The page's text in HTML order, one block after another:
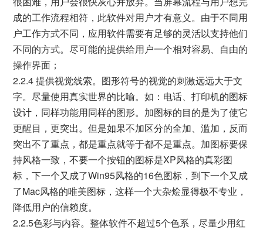
成的工作流程相符，此软件对用户才有意义。由于不同用
户工作方式不同，应用软件需要有足够的灵活以支持他们
不同的方式。尽可能的提供给用户一个相对容易、自由的
操作界面；
2.2.4 提供视觉线索。图形符号的视觉的刺激远远大于文
字。尽量使用真实世界的比喻。如：电话、打印机的图标
设计，同样功能用同样的图形。加图标的目的是为了使它
更醒目，更突出。但是如果不加区分的全加、滥加，反而
突出不了重点，都是重点就等于都不是重点。加图标要保
持风格一致，不要一个按钮的图标是XP风格的真彩图
标，下一个又成了Win95风格的16色图标，到下一个又成
了Mac风格的唯美图标，这样一个大杂烩显得极不专业，
降低用户的信赖度。
2.2.5色彩与内容。整体软件不超过5个色系，尽量少用红